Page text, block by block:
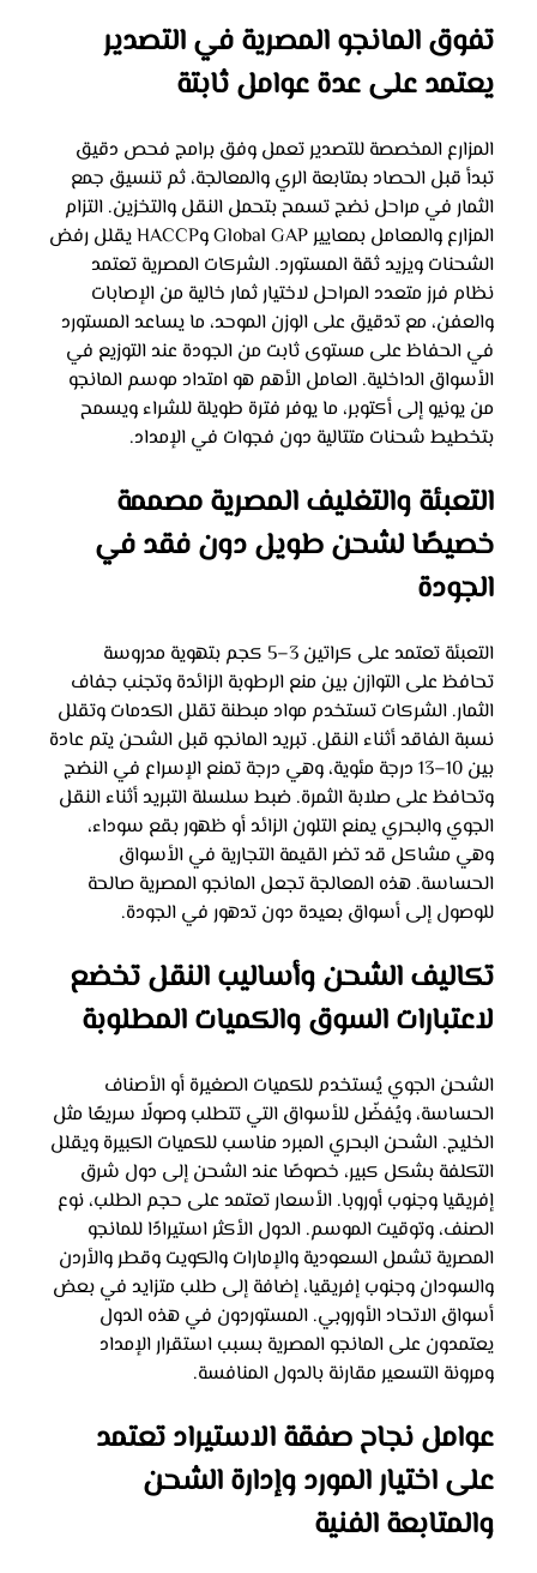
تفوق المانجو المصرية في التصدير
يعتمد على عدة عوامل ثابتة
المزارع المخصصة للتصدير تعمل وفق برامج فحص دقيق
تبدأ قبل الحصاد بمتابعة الري والمعالجة، ثم تنسيق جمع
الثمار في مراحل نضج تسمح بتحمل النقل والتخزين. التزام
المزارع والمعامل بمعايير Global GAP وHACCP يقلل رفض
الشحنات ويزيد ثقة المستورد. الشركات المصرية تعتمد
نظام فرز متعدد المراحل لاختيار ثمار خالية من الإصابات
والعفن، مع تدقيق على الوزن الموحد، ما يساعد المستورد
في الحفاظ على مستوى ثابت من الجودة عند التوزيع في
الأسواق الداخلية. العامل الأهم هو امتداد موسم المانجو
من يونيو إلى أكتوبر، ما يوفر فترة طويلة للشراء ويسمح
بتخطيط شحنات متتالية دون فجوات في الإمداد.
التعبئة والتغليف المصرية مصممة
خصيصًا لشحن طويل دون فقد في
الجودة
التعبئة تعتمد على كراتين 3–5 كجم بتهوية مدروسة
تحافظ على التوازن بين منع الرطوبة الزائدة وتجنب جفاف
الثمار. الشركات تستخدم مواد مبطنة تقلل الكدمات وتقلل
نسبة الفاقد أثناء النقل. تبريد المانجو قبل الشحن يتم عادة
بين 10–13 درجة مئوية، وهي درجة تمنع الإسراع في النضج
وتحافظ على صلابة الثمرة. ضبط سلسلة التبريد أثناء النقل
الجوي والبحري يمنع التلون الزائد أو ظهور بقع سوداء،
وهي مشاكل قد تضر القيمة التجارية في الأسواق
الحساسة. هذه المعالجة تجعل المانجو المصرية صالحة
للوصول إلى أسواق بعيدة دون تدهور في الجودة.
تكاليف الشحن وأساليب النقل تخضع
لاعتبارات السوق والكميات المطلوبة
الشحن الجوي يُستخدم للكميات الصغيرة أو الأصناف
الحساسة، ويُفضّل للأسواق التي تتطلب وصولًا سريعًا مثل
الخليج. الشحن البحري المبرد مناسب للكميات الكبيرة ويقلل
التكلفة بشكل كبير، خصوصًا عند الشحن إلى دول شرق
إفريقيا وجنوب أوروبا. الأسعار تعتمد على حجم الطلب، نوع
الصنف، وتوقيت الموسم. الدول الأكثر استيرادًا للمانجو
المصرية تشمل السعودية والإمارات والكويت وقطر والأردن
والسودان وجنوب إفريقيا، إضافة إلى طلب متزايد في بعض
أسواق الاتحاد الأوروبي. المستوردون في هذه الدول
يعتمدون على المانجو المصرية بسبب استقرار الإمداد
ومرونة التسعير مقارنة بالدول المنافسة.
عوامل نجاح صفقة الاستيراد تعتمد
على اختيار المورد وإدارة الشحن
والمتابعة الفنية